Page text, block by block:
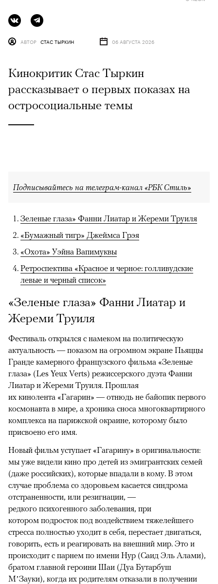
АВТОР СТАС ТЫРКИН 06 АВГУСТА 2026
Кинокритик Стас Тыркин
рассказывает о первых показах на
остросоциальные темы
Подписывайтесь на телеграм-канал «РБК Стиль»
Зеленые глаза» Фанни Лиатар и Жереми Труиля
«Бумажный тигр» Джеймса Грэя
«Охота» Уэйна Вапимуквы
Ретроспектива «Красное и черное: голливудские
левые и черный список»
«Зеленые глаза» Фанни Лиатар и
Жереми Труиля
Фестиваль открылся с намеком на политическую
актуальность — показом на огромном экране Пьяццы
Гранде камерного французского фильма «Зеленые
глаза» (Les Yeux Verts) режиссерского дуэта Фанни
Лиатар и Жереми Труиля. Прошлая
их кинолента «Гагарин» — отнюдь не байопик первого
космонавта в мире, а хроника сноса многоквартирного
комплекса на парижской окраине, которому было
присвоено его имя.
Новый фильм уступает «Гагарину» в оригинальности:
мы уже видели кино про детей из эмигрантских семей
(даже российских), которые впадали в кому. В этом
случае проблема со здоровьем касается синдрома
отстраненности, или резигнации, —
редкого психогенного заболевания, при
котором подросток под воздействием тяжелейшего
стресса полностью уходит в себя, перестает двигаться,
говорить, есть и реагировать на внешний мир. Это и
происходит с парнем по имени Нур (Саид Эль Алами),
братом главной героини Шаи (Дуа Бутарбуш
М’Зауки), когда их родителям отказали в получении